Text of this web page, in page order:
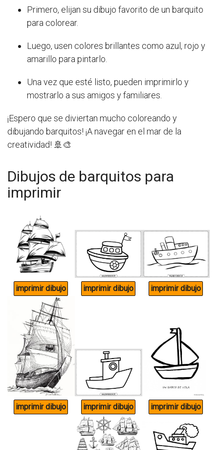
Primero, elijan su dibujo favorito de un barquito
para colorear.
Luego, usen colores brillantes como azul, rojo y
amarillo para pintarlo.
Una vez que esté listo, pueden imprimirlo y
mostrarlo a sus amigos y familiares.
¡Espero que se diviertan mucho coloreando y
dibujando barquitos! ¡A navegar en el mar de la
creatividad! 🚢🎨
Dibujos de barquitos para
imprimir